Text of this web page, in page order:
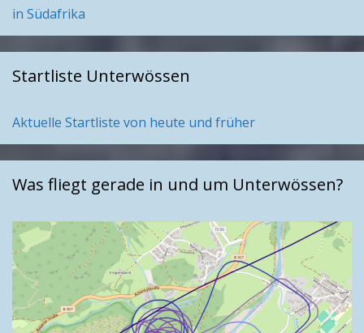
in Südafrika
Startliste Unterwössen
Aktuelle Startliste von heute und früher
Was fliegt gerade in und um Unterwössen?